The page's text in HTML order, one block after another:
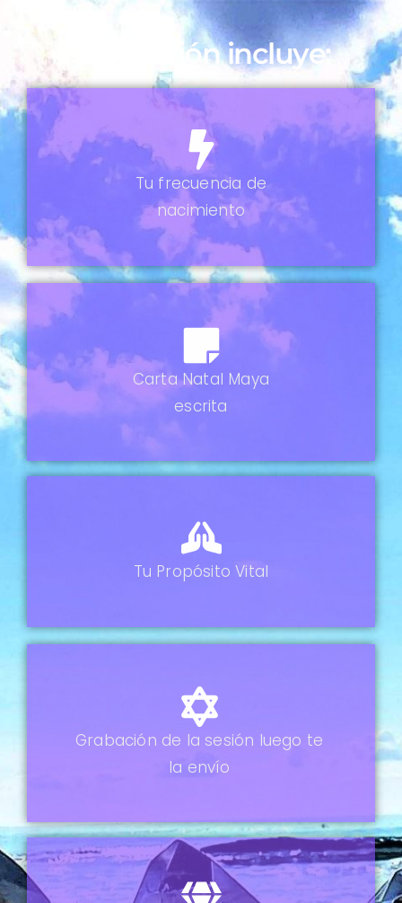
Esta sesión incluye:
Tu frecuencia de
nacimiento
Carta Natal Maya
escrita
Tu PropósitoVital
Grabación de la sesión luego te
la envío